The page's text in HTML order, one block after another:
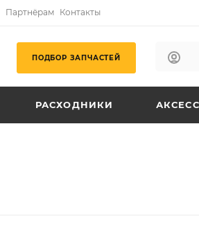
Партнёрам Контакты
ПОДБОР ЗАПЧАСТЕЙ
РАСХОДНИКИ